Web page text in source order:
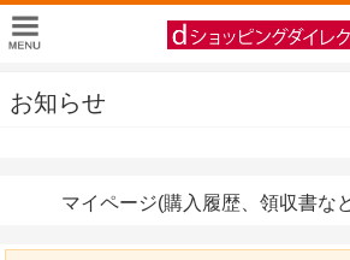
お知らせ
マイページ(購入履歴、領収書な